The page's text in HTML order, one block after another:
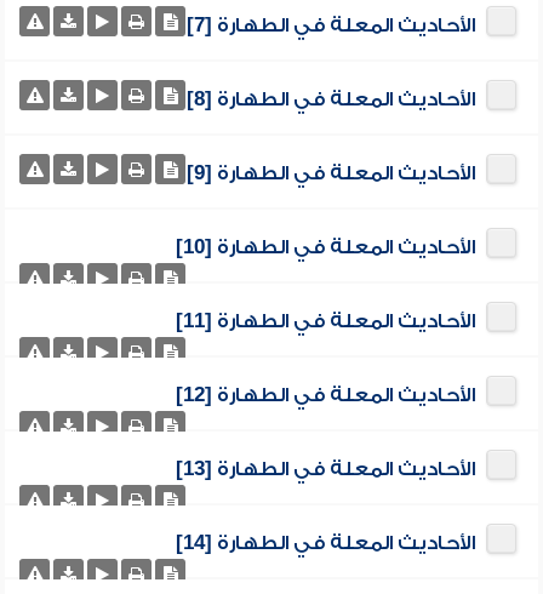
الأحاديث المعلة في الطهارة [7]
الأحاديث المعلة في الطهارة [8]
الأحاديث المعلة في الطهارة [9]
الأحاديث المعلة في الطهارة [10]
الأحاديث المعلة في الطهارة [11]
الأحاديث المعلة في الطهارة [12]
الأحاديث المعلة في الطهارة [13]
الأحاديث المعلة في الطهارة [14]